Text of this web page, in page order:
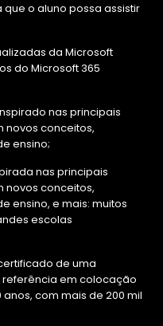
o aluno possa assistir
da Microsoft
do Microsoft 365
nas principais
novos conceitos,
ensino;
nas principais
novos conceitos,
ensino, e mais: muitos
escolas
de uma
referência em colocação
com mais de 200 mil